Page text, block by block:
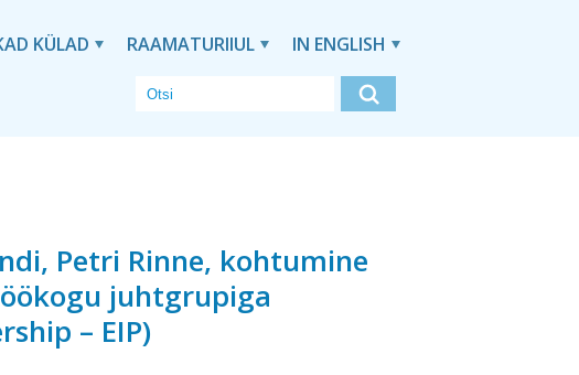
KÜLAD RAAMATURIIUL IN ENGLISH
Petri Rinne, kohtumine
juhtgrupiga
– EIP)